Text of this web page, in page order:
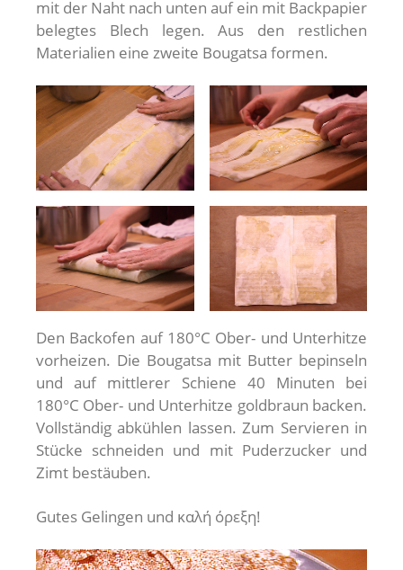
mit der Naht nach unten auf ein mit Backpapier
belegtes Blech legen. Aus den restlichen
Materialien eine zweite Bougatsa formen.
Den Backofen auf 180°C Ober- und Unterhitze
vorheizen. Die Bougatsa mit Butter bepinseln
und auf mittlerer Schiene 40 Minuten bei
180°C Ober- und Unterhitze goldbraun backen.
Vollständig abkühlen lassen. Zum Servieren in
Stücke schneiden und mit Puderzucker und
Zimt bestäuben.
Gutes Gelingen und καλή όρεξη!